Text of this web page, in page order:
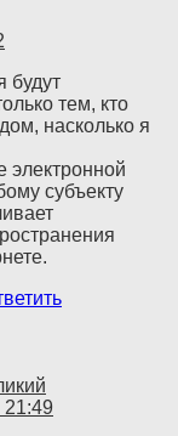
будут
тем, кто
насколько я
электронной
субъекту
21:49